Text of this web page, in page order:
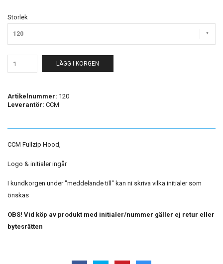
Storlek
120
LÄGG I KORGEN
Artikelnummer: 120
Leverantör: CCM
CCM Fullzip Hood,
Logo & initialer ingår
I kundkorgen under "meddelande till" kan ni skriva vilka initialer som
önskas
OBS! Vid köp av produkt med initialer/nummer gäller ej retur eller
bytesrätten